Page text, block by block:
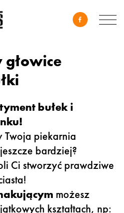
bułek i
Twoja piekarnia
bardziej?
Ci stworzyć prawdziwe
możesz
kształtach, np: